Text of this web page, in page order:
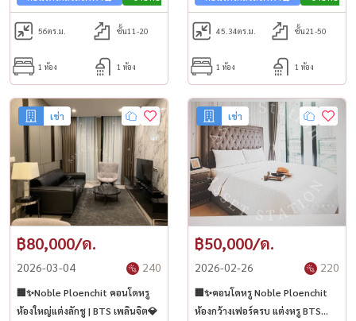
56ตร.ม. ชั้น11-20
1 ห้อง 1 ห้อง
45.34ตร.ม. ชั้น21-50
1 ห้อง 1 ห้อง
เช่า
฿80,000/ด.
2026-03-04 240
🏢✨Noble Ploenchit คอนโดหรู
ห้องใหญ่แต่งลักชู | BTS เพลินจิต💎
เช่า
฿50,000/ด.
2026-02-26 220
🏢✨คอนโดหรู Noble Ploenchit
ห้องกว้างเฟอร์ครบ แต่งหรู BTS